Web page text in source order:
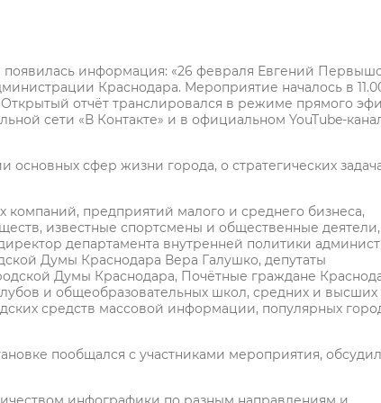
информация: «26 февраля Евгений
Краснодара. Мероприятие началось в
отчёт транслировался в режиме прямого
сети «В Контакте» и в официальном YouTube-
сфер жизни города, о стратегических
предприятий малого и среднего бизнеса,
известные спортсмены и общественные деятели,
департамента внутренней политики
Думы Краснодара Вера Галушко, депутаты
Думы Краснодара, Почётные граждане
и общеобразовательных школ, средних и высших
средств массовой информации, популярных
пообщался с участниками мероприятия, обсудил